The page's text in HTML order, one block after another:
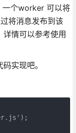
一个worker 可以将
将消息发布到该
详情可以参考使用
实现吧。